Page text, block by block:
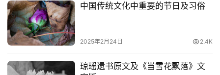
常
用
贺
词
网
登录 注册
中国传统文化中重要的节日及习俗
2025年2月24日 2.4K
琼瑶遗书原文及《当雪花飘落》文